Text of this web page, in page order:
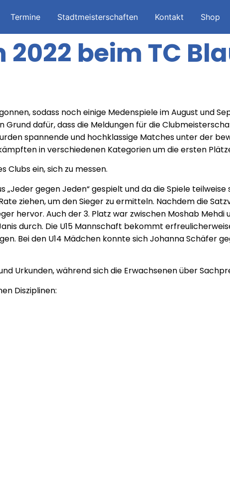
Termine Stadtmeisterschaften Kontakt Shop
beim TC
sodass noch einige Medenspiele im August und
dafür, dass die Meldungen für die
spannende und hochklassige Matches unter der
in verschiedenen Kategorien um die ersten
Clubs ein, sich zu messen.
„Jeder gegen Jeden“ gespielt und da die Spiele
ziehen, um den Sieger zu ermitteln. Nachdem die
hervor. Auch der 3. Platz war zwischen Moshab Mehdi
durch. Die U15 Mannschaft bekommt
Bei den U14 Mädchen konnte sich Johanna Schäfer
Urkunden, während sich die Erwachsenen über
Disziplinen: